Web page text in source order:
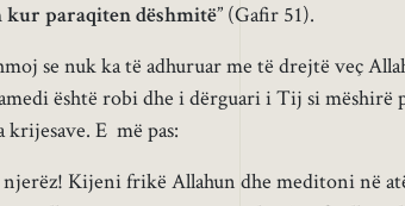
kur paraqiten dëshmitë” (Gafir 51).
se nuk ka të adhuruar me të drejtë veç
është robi dhe i dërguari i Tij si
krijesave. E më pas:
Kijeni frikë Allahun dhe meditoni në